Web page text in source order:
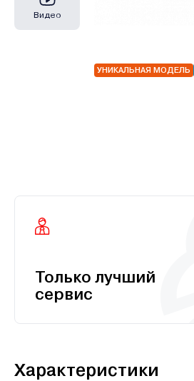
Видео
УНИКАЛЬНАЯ МОДЕЛЬ
Только лучший
сервис
Характеристики